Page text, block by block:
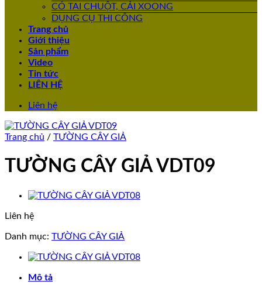
CỎ TAI CHUỘT, CẢI XOONG
DỤNG CỤ THI CÔNG
Trang chủ
Giới thiệu
Sản phẩm
Video
Tin tức
LIÊN HỆ
Liên hệ
Trang chủ / TƯỜNG CÂY GIẢ
TƯỜNG CÂY GIẢ VDT09
Liên hệ
Danh mục: TƯỜNG CÂY GIẢ
Mô tả